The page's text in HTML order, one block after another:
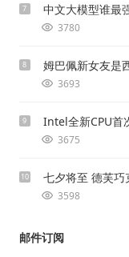
7 中文大模型谁最
3780
8 姆巴佩新女友是
3693
9 Intel全新CPU首
3675
10 七夕将至 德芙
3598
邮件订阅